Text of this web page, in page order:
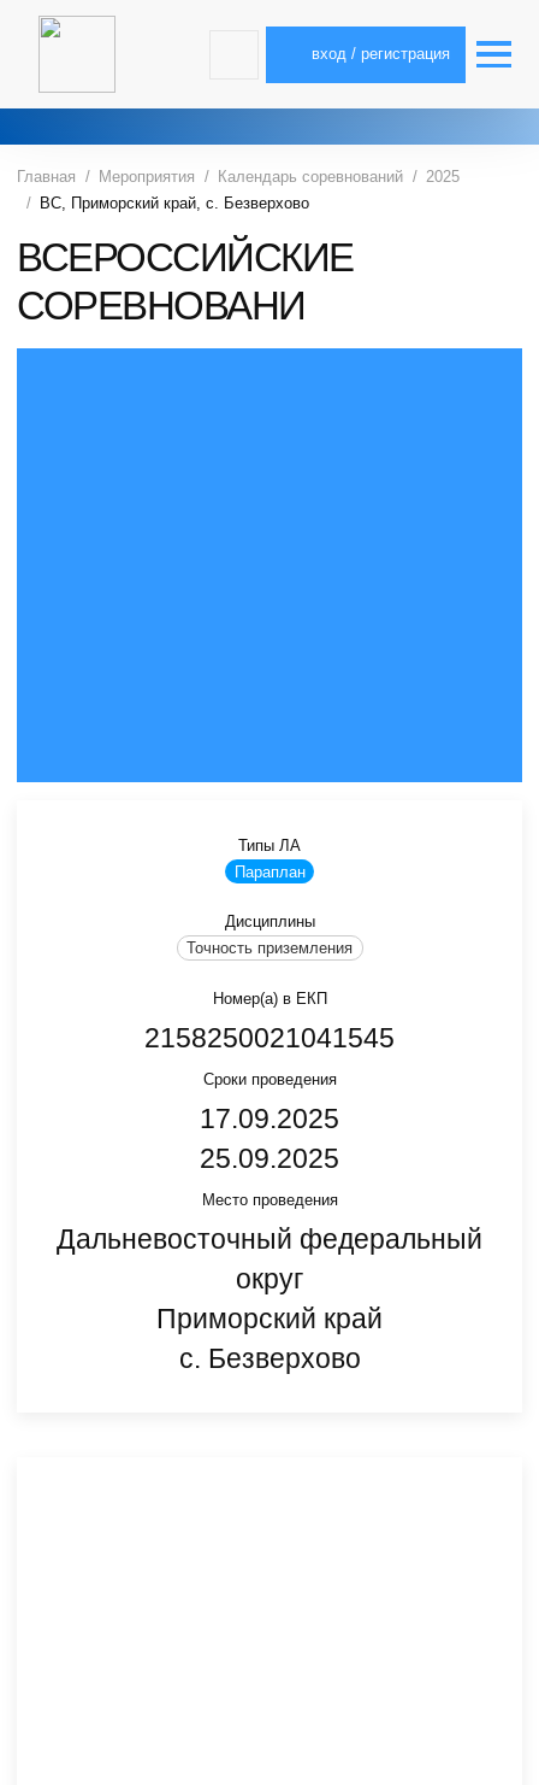
вход / регистрация
Главная Мероприятия Календарь соревнований
2025
ВС, Приморский край, с. Безверхово
ВСЕРОССИЙСКИЕ
СОРЕВНОВАНИ
Типы ЛА
Параплан
Дисциплины
Точность приземления
Номер(а) в ЕКП
2158250021041545
Сроки проведения
17.09.2025
25.09.2025
Место проведения
Дальневосточный федеральный
округ
Приморский край
с. Безверхово